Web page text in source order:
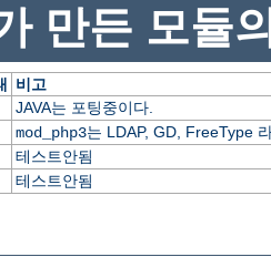
만든 모듈
비고
JAVA는 포팅중이다.
mod_php3는 LDAP, GD, FreeType
테스트안됨
테스트안됨